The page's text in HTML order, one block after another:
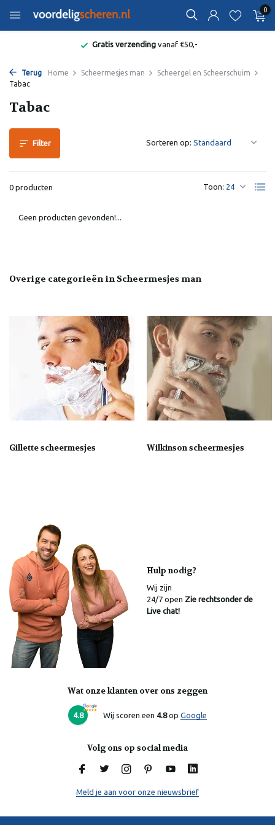
0
Gratis verzendingvanaf €50,-
Terug Home Scheermesjes man
Scheergel en Scheerschuim
Tabac
Tabac
Filter
0 producten Toon:
Sorteren op:
Geen producten gevonden!...
Overige categorieën in Scheermesjes man
Gillette scheermesjes Wilkinson scheermesjes
Hulp nodig?
Wij zijn
24/7 open Zie rechtsonder de
Live chat!
Wat onze klanten over ons zeggen
4.8 Wij scoren een 4.8op Google
Volg ons op social media
Meld je aan voor onze nieuwsbrief
Online